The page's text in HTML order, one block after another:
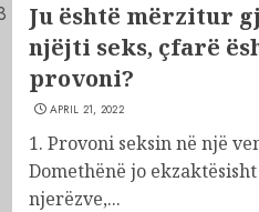
Ju është mërzitur
njëjti seks, çfarë
provoni?
APRIL 21, 2022
1. Provoni seksin në një
Domethënë jo
njerëzve,...